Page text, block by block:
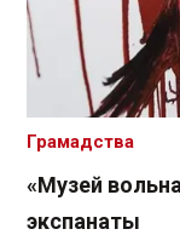
«Музей
экспанаты
Грамадства